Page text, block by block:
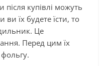
купівлі можуть
ви їх будете їсти, то
Це
Перед цим їх